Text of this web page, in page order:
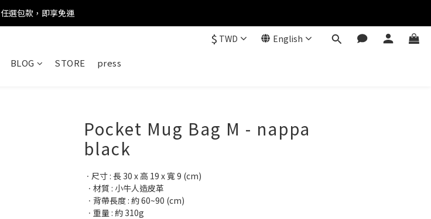
任選包款，即享免運
任選包款，即享免運
任選包款，即享免運
$ TWD English
BLOG STORE press
Pocket Mug Bag M - nappa
black
ㆍ尺寸 : 長 30 x 高 19 x 寬 9 (cm)
ㆍ材質 : 小牛人造皮革
ㆍ背帶長度 : 約 60~90 (cm)
ㆍ重量 : 約 310g